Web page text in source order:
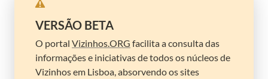
VERSÃO BETA
O portal Vizinhos.ORG facilita a consulta das
informações e iniciativas de todos os núcleos de
Vizinhos em Lisboa, absorvendo os sites